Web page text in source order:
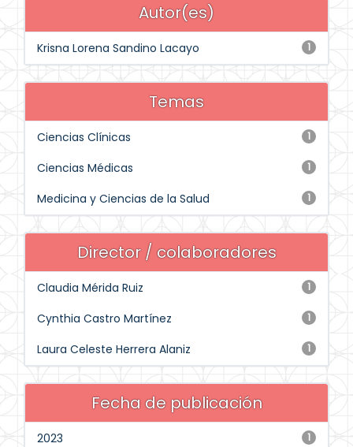
Autor(es)
1
Krisna Lorena Sandino Lacayo
Temas
1
Ciencias Clínicas
1
Ciencias Médicas
1
Medicina y Ciencias de la Salud
Director / colaboradores
1
Claudia Mérida Ruiz
1
Cynthia Castro Martínez
1
Laura Celeste Herrera Alaniz
Fecha de publicación
1
2023